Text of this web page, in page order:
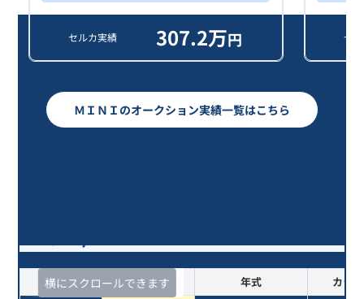
セルカ実績 307.2万円 セ
ＭＩＮＩのオークション実績一覧はこちら
横にスクロールできます
査定時期 セルカ実績 年式 カラー